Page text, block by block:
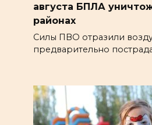
августа БПЛА
районах
Силы ПВО отразили
предварительно